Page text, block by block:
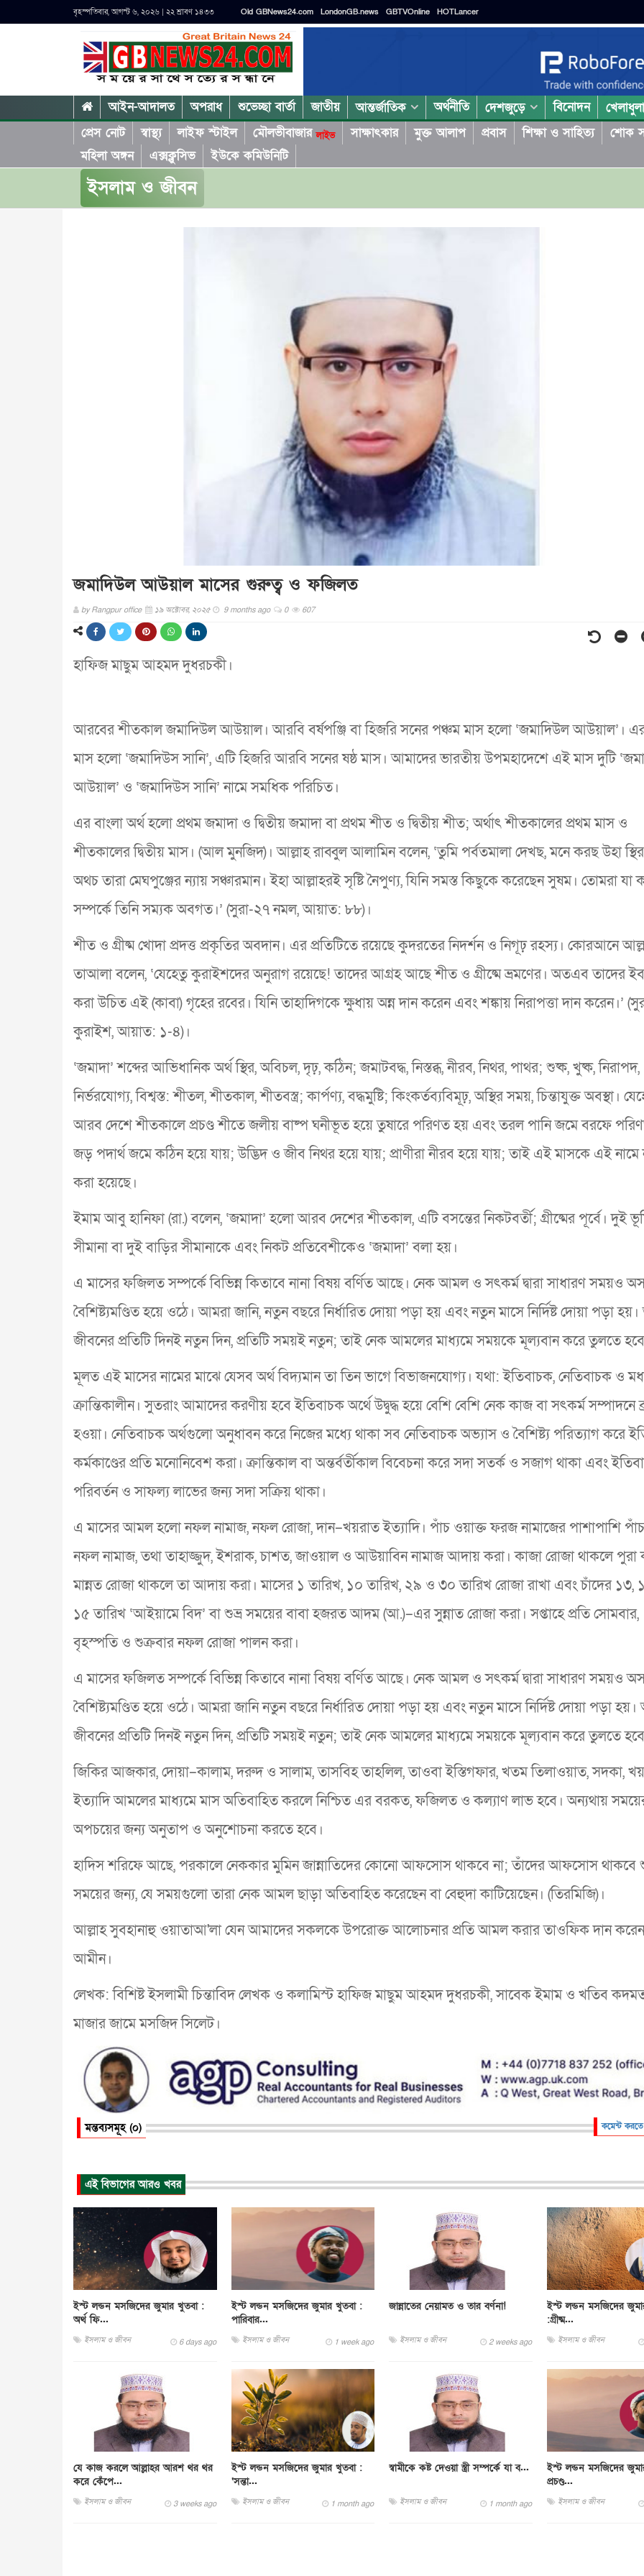
বৃহস্পতিবার, আগস্ট ৬, ২০২৬ | ২২ শ্রাবণ ১৪৩৩ Old GBNews24.com LondonGB.news GBTVOnline HOTLancer
আইন-আদালত অপরাধ শুভেচ্ছা বার্তা জাতীয় আন্তর্জাতিক অর্থনীতি দেশজুড়ে বিনোদন
প্রেস নোট
স্বাস্থ্য লাইফ স্টাইল মৌলভীবাজারলাইভ সাক্ষাৎকার মুক্ত আলাপ প্রবাস শিক্ষা ও সাহিত্য শোক
মহিলা অঙ্গন
এক্সক্লুসিভ ইউকে কমিউনিটি
ইসলাম ও জীবন
জমাদিউল আউয়াল মাসের গুরুত্ব ও ফজিলত
byRangpur office ১৯ অক্টোবর, ২০২৫ 9 months ago 0 607
হাফিজ মাছুম আহমদ দুধরচকী।
আরবের শীতকাল জমাদিউল আউয়াল। আরবি বর্ষপঞ্জি বা হিজরি সনের পঞ্চম মাস হলো ‘জমাদিউল আউয়াল’।
মাস হলো ‘জমাদিউস সানি’, এটি হিজরি আরবি সনের ষষ্ঠ মাস। আমাদের ভারতীয় উপমহাদেশে এই মাস দুটি
আউয়াল’ ও ‘জমাদিউস সানি’ নামে সমধিক পরিচিত।
এর বাংলা অর্থ হলো প্রথম জমাদা ও দ্বিতীয় জমাদা বা প্রথম শীত ও দ্বিতীয় শীত; অর্থাৎ শীতকালের প্রথম মাস ও
শীতকালের দ্বিতীয় মাস। (আল মুনজিদ)। আল্লাহ রাব্বুল আলামিন বলেন, ‘তুমি পর্বতমালা দেখছ, মনে করছ উহা
অথচ তারা মেঘপুঞ্জের ন্যায় সঞ্চারমান। ইহা আল্লাহরই সৃষ্টি নৈপুণ্য, যিনি সমস্ত কিছুকে করেছেন সুষম। তোমরা যা
সম্পর্কে তিনি সম্যক অবগত।’ (সুরা-২৭ নমল, আয়াত: ৮৮)।
শীত ও গ্রীষ্ম খোদা প্রদত্ত প্রকৃতির অবদান। এর প্রতিটিতে রয়েছে কুদরতের নিদর্শন ও নিগূঢ় রহস্য। কোরআনে
তাআলা বলেন, ‘যেহেতু কুরাইশদের অনুরাগ রয়েছে! তাদের আগ্রহ আছে শীত ও গ্রীষ্মে ভ্রমণের। অতএব তাদের
করা উচিত এই (কাবা) গৃহের রবের। যিনি তাহাদিগকে ক্ষুধায় অন্ন দান করেন এবং শঙ্কায় নিরাপত্তা দান করেন।’
কুরাইশ, আয়াত: ১-৪)।
‘জমাদা’ শব্দের আভিধানিক অর্থ স্থির, অবিচল, দৃঢ়, কঠিন; জমাটবদ্ধ, নিস্তব্ধ, নীরব, নিথর, পাথর; শুষ্ক, খুষ্ক, নিরাপদ,
নির্ভরযোগ্য, বিশ্বস্ত: শীতল, শীতকাল, শীতবস্ত্র; কার্পণ্য, বদ্ধমুষ্টি; কিংকর্তব্যবিমূঢ়, অস্থির সময়, চিন্তাযুক্ত অবস্থা।
আরব দেশে শীতকালে প্রচণ্ড শীতে জলীয় বাষ্প ঘনীভূত হয়ে তুষারে পরিণত হয় এবং তরল পানি জমে বরফে
জড় পদার্থ জমে কঠিন হয়ে যায়; উদ্ভিদ ও জীব নিথর হয়ে যায়; প্রাণীরা নীরব হয়ে যায়; তাই এই মাসকে এই
করা হয়েছে।
ইমাম আবু হানিফা (রা.) বলেন, ‘জমাদা’ হলো আরব দেশের শীতকাল, এটি বসন্তের নিকটবর্তী; গ্রীষ্মের পূর্বে। দুই
সীমানা বা দুই বাড়ির সীমানাকে এবং নিকট প্রতিবেশীকেও ‘জমাদা’ বলা হয়।
এ মাসের ফজিলত সম্পর্কে বিভিন্ন কিতাবে নানা বিষয় বর্ণিত আছে। নেক আমল ও সৎকর্ম দ্বারা সাধারণ সময়ও
বৈশিষ্ট্যমণ্ডিত হয়ে ওঠে। আমরা জানি, নতুন বছরে নির্ধারিত দোয়া পড়া হয় এবং নতুন মাসে নির্দিষ্ট দোয়া পড়া
জীবনের প্রতিটি দিনই নতুন দিন, প্রতিটি সময়ই নতুন; তাই নেক আমলের মাধ্যমে সময়কে মূল্যবান করে তুলতে হবে
মূলত এই মাসের নামের মাঝে যেসব অর্থ বিদ্যমান তা তিন ভাগে বিভাজনযোগ্য। যথা: ইতিবাচক, নেতিবাচক ও
ক্রান্তিকালীন। সুতরাং আমাদের করণীয় হবে ইতিবাচক অর্থে উদ্বুদ্ধ হয়ে বেশি বেশি নেক কাজ বা সৎকর্ম সম্পাদনে
হওয়া। নেতিবাচক অর্থগুলো অনুধাবন করে নিজের মধ্যে থাকা সব নেতিবাচক অভ্যাস ও বৈশিষ্ট্য পরিত্যাগ করে
কর্মকাণ্ডের প্রতি মনোনিবেশ করা। ক্রান্তিকাল বা অন্তর্বর্তীকাল বিবেচনা করে সদা সতর্ক ও সজাগ থাকা এবং
পরিবর্তন ও সাফল্য লাভের জন্য সদা সক্রিয় থাকা।
এ মাসের আমল হলো নফল নামাজ, নফল রোজা, দান–খয়রাত ইত্যাদি। পাঁচ ওয়াক্ত ফরজ নামাজের পাশাপাশি
নফল নামাজ, তথা তাহাজ্জুদ, ইশরাক, চাশত, জাওয়াল ও আউয়াবিন নামাজ আদায় করা। কাজা রোজা থাকলে পুরা
মান্নত রোজা থাকলে তা আদায় করা। মাসের ১ তারিখ, ১০ তারিখ, ২৯ ও ৩০ তারিখ রোজা রাখা এবং চাঁদের ১৩,
১৫ তারিখ ‘আইয়ামে বিদ’ বা শুভ্র সময়ের বাবা হজরত আদম (আ.)–এর সুন্নাত রোজা করা। সপ্তাহে প্রতি সোমবার,
বৃহস্পতি ও শুক্রবার নফল রোজা পালন করা।
এ মাসের ফজিলত সম্পর্কে বিভিন্ন কিতাবে নানা বিষয় বর্ণিত আছে। নেক আমল ও সৎকর্ম দ্বারা সাধারণ সময়ও
বৈশিষ্ট্যমণ্ডিত হয়ে ওঠে। আমরা জানি নতুন বছরে নির্ধারিত দোয়া পড়া হয় এবং নতুন মাসে নির্দিষ্ট দোয়া পড়া
জীবনের প্রতিটি দিনই নতুন দিন, প্রতিটি সময়ই নতুন; তাই নেক আমলের মাধ্যমে সময়কে মূল্যবান করে তুলতে
জিকির আজকার, দোয়া–কালাম, দরুদ ও সালাম, তাসবিহ তাহলিল, তাওবা ইস্তিগফার, খতম তিলাওয়াত, সদকা,
ইত্যাদি আমলের মাধ্যমে মাস অতিবাহিত করলে নিশ্চিত এর বরকত, ফজিলত ও কল্যাণ লাভ হবে। অন্যথায়
অপচয়ের জন্য অনুতাপ ও অনুশোচনা করতে হবে।
হাদিস শরিফে আছে, পরকালে নেককার মুমিন জান্নাতিদের কোনো আফসোস থাকবে না; তাঁদের আফসোস
সময়ের জন্য, যে সময়গুলো তারা নেক আমল ছাড়া অতিবাহিত করেছেন বা বেহুদা কাটিয়েছেন। (তিরমিজি)।
আল্লাহ সুবহানাহু ওয়াতাআ'লা যেন আমাদের সকলকে উপরোক্ত আলোচনার প্রতি আমল করার তাওফিক দান করেন
আমীন।
লেখক: বিশিষ্ট ইসলামী চিন্তাবিদ লেখক ও কলামিস্ট হাফিজ মাছুম আহমদ দুধরচকী, সাবেক ইমাম ও খতিব
মাজার জামে মসজিদ সিলেট।
মন্তব্যসমূহ (০) কমেন্ট
এই বিভাগের আরও খবর
ইস্ট লন্ডন মসজিদের জুমার খুতবা :
অর্থ ফি...
ইসলাম ও জীবন 6 days ago
ইস্ট লন্ডন মসজিদের জুমার খুতবা :
পারিবার...
ইসলাম ও জীবন 1 week ago
জান্নাতের নেয়ামত ও তার বর্ণনা!
ইসলাম ও জীবন 2 weeks ago
ইস্ট লন্ডন মসজিদের
:গ্রীষ্ম...
ইসলাম ও জীবন
যে কাজ করলে আল্লাহর আরশ থর থর
করে কেঁপে...
ইসলাম ও জীবন 3 weeks ago
ইস্ট লন্ডন মসজিদের জুমার খুতবা :
‘সন্তা...
ইসলাম ও জীবন 1 month ago
স্বামীকে কষ্ট দেওয়া স্ত্রী সম্পর্কে যা ব...
ইসলাম ও জীবন 1 month ago
ইস্ট লন্ডন মসজিদের
প্রচণ্ড...
ইসলাম ও জীবন